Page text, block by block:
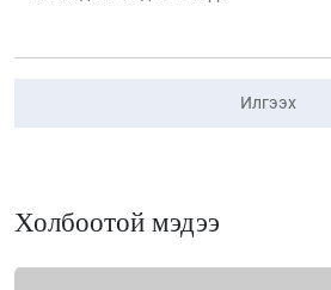
Илгээх
Холбоотой мэдээ